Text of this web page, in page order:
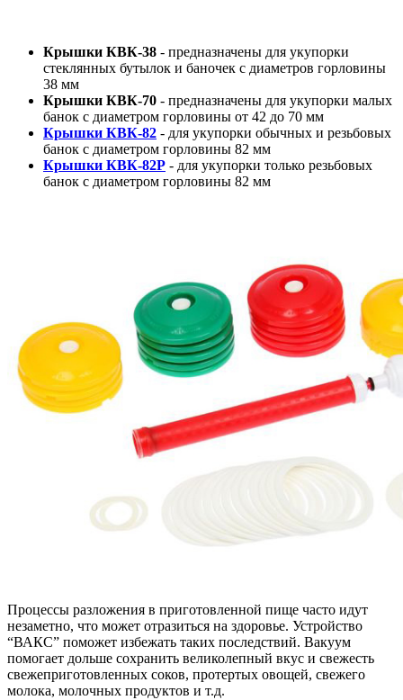
Крышки КВК-38 - предназначены для укупорки
стеклянных бутылок и баночек с диаметров горловины
38 мм
Крышки КВК-70 - предназначены для укупорки малых
банок с диаметром горловины от 42 до 70 мм
Крышки КВК-82 - для укупорки обычных и резьбовых
банок с диаметром горловины 82 мм
Крышки КВК-82Р - для укупорки только резьбовых
банок с диаметром горловины 82 мм
Процессы разложения в приготовленной пище часто идут
незаметно, что может отразиться на здоровье. Устройство
“ВАКС” поможет избежать таких последствий. Вакуум
помогает дольше сохранить великолепный вкус и свежесть
свежеприготовленных соков, протертых овощей, свежего
молока, молочных продуктов и т.д.